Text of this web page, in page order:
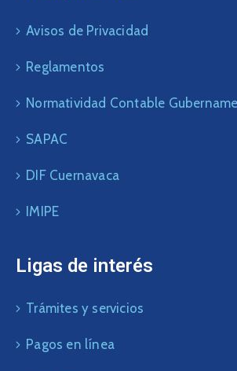
Avisos de Privacidad
Reglamentos
Normatividad Contable
SAPAC
DIF Cuernavaca
IMIPE
Ligas de interés
Trámites y servicios
Pagos en línea